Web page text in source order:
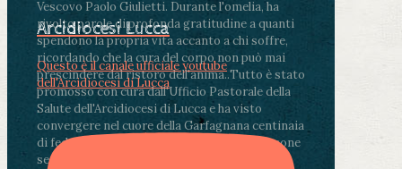
Vescovo Paolo Giulietti. Durante l'omelia, ha
rivolto parole di profonda gratitudine a quanti
spendono la propria vita accanto a chi soffre,
ricordando che la cura del corpo non può mai
prescindere dal ristoro dell'anima..Tutto è stato
promosso con cura dall'Ufficio Pastorale della
Salute dell'Arcidiocesi di Lucca e ha visto
convergere nel cuore della Garfagnana centinaia
di fedeli, operatori sanitari, volontari e persone
segnate dalla malattia.
Arcidiocesi Lucca
Questo è il canale ufficiale youtube
dell'Arcidiocesi di Lucca